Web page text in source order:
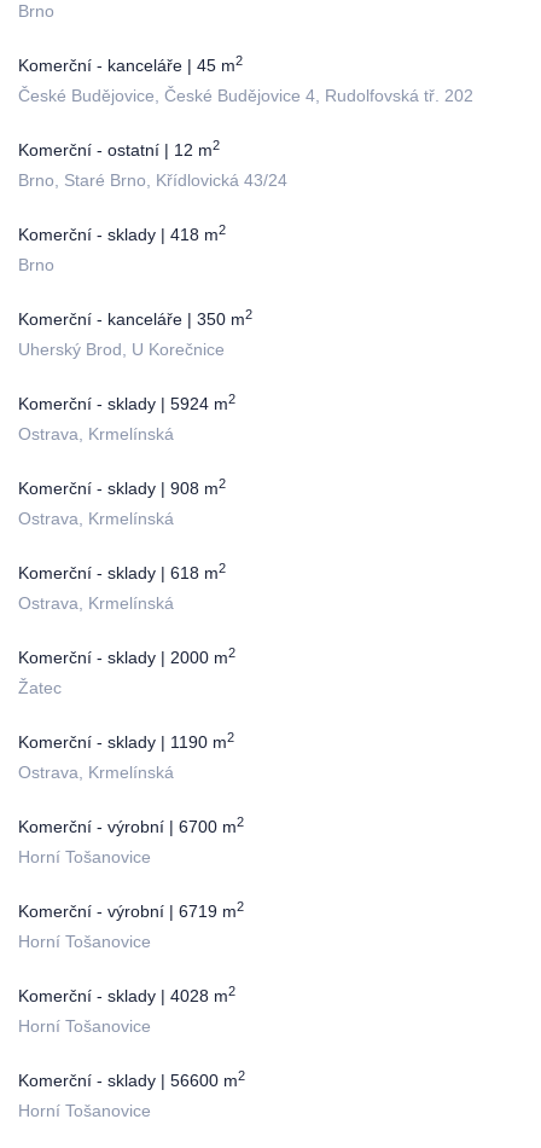
Brno
Komerční - kanceláře | 45 m2
České Budějovice, České Budějovice 4, Rudolfovská tř. 202
Komerční - ostatní | 12 m2
Brno, Staré Brno, Křídlovická 43/24
Komerční - sklady | 418 m2
Brno
Komerční - kanceláře | 350 m2
Uherský Brod, U Korečnice
Komerční - sklady | 5924 m2
Ostrava, Krmelínská
Komerční - sklady | 908 m2
Ostrava, Krmelínská
Komerční - sklady | 618 m2
Ostrava, Krmelínská
Komerční - sklady | 2000 m2
Žatec
Komerční - sklady | 1190 m2
Ostrava, Krmelínská
Komerční - výrobní | 6700 m2
Horní Tošanovice
Komerční - výrobní | 6719 m2
Horní Tošanovice
Komerční - sklady | 4028 m2
Horní Tošanovice
Komerční - sklady | 56600 m2
Horní Tošanovice